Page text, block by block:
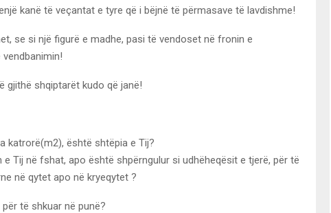
kanë të veçantat e tyre që i bëjnë të përmasave të lavdishme!
se si një figurë e madhe, pasi të vendoset në fronin e
gjithë shqiptarët kudo që janë!
katrorë(m2), është shtëpia e Tij?
e Tij në fshat, apo është shpërngulur si udhëheqësit e tjerë, për të
në qytet apo në kryeqytet ?
të shkuar në punë?